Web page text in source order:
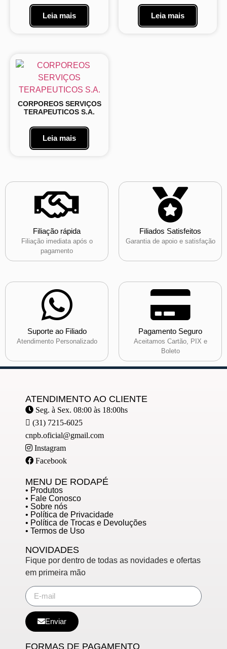
Leia mais Leia mais
CORPOREOS SERVIÇOS
TERAPEUTICOS S.A.
Leia mais
Filiação rápida
Filiação imediata após o
pagamento
Filiados Satisfeitos
Garantia de apoio e satisfação
Suporte ao Filiado
Atendimento Personalizado
Pagamento Seguro
Aceitamos Cartão, PIX e
Boleto
ATENDIMENTO AO CLIENTE
Seg. à Sex. 08:00 às 18:00hs
(31) 7215-6025
cnpb.oficial@gmail.com
Instagram
Facebook
MENU DE RODAPÉ
• Produtos
• Fale Conosco
• Sobre nós
• Política de Privacidade
• Política de Trocas e Devoluções
• Termos de Uso
NOVIDADES
Fique por dentro de todas as novidades e ofertas
em primeira mão
Enviar
FORMAS DE PAGAMENTO